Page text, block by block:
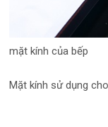
mặt kính của bếp
Mặt kính sử dụng cho